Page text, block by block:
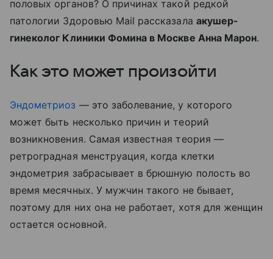
половых органов? О причинах такой редкой
патологии Здоровью Mail рассказала акушер-
гинеколог Клиники Фомина в Москве Анна Марон.
Как это может произойти
Эндометриоз — это заболевание, у которого
может быть несколько причин и теорий
возникновения. Самая известная теория —
ретроградная менструация, когда клетки
эндометрия забрасывает в брюшную полость во
время месячных. У мужчин такого не бывает,
поэтому для них она не работает, хотя для женщин
остается основной.